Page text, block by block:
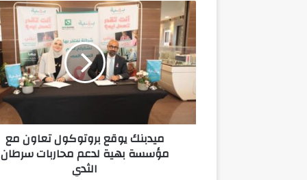
ميدبنك
يوقع
بروتوكول
تعاون
مع
مؤسسة
بهية
لدعم
محاربات
ميدبنك يوقع بروتوكول تعاون مع
مؤسسة بهية لدعم محاربات سرطان
الثدي